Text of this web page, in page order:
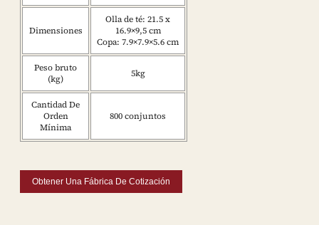
Dimensiones
Olla de té: 21.5 x
16.9×9,5 cm
Copa: 7.9×7.9×5.6 cm
Peso bruto
(kg)
5kg
Cantidad De
Orden
Mínima
800 conjuntos
Obtener Una Fábrica De Cotización